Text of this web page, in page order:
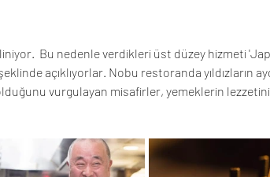
Bu nedenle verdikleri üst düzey hizmeti
açıklıyorlar. Nobu restoranda yıldızların
vurgulayan misafirler, yemeklerin